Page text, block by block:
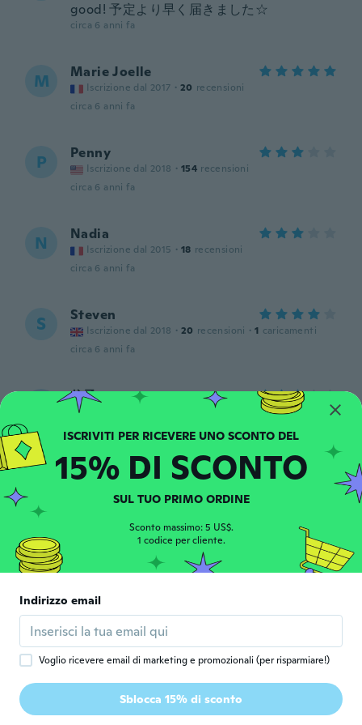
good! 予定より早く届きました☆
circa 6 anni fa
M Marie Joelle
Iscrizione dal 2017 · 20 recensioni
circa 6 anni fa
P Penny
Iscrizione dal 2018 · 154 recensioni
circa 6 anni fa
N Nadia
Iscrizione dal 2015 · 18 recensioni
circa 6 anni fa
S Steven
Iscrizione dal 2018 · 20 recensioni · 1 caricamenti
circa 6 anni fa
信子
Iscrizione dal 2019 recensioni caricamenti
石の、色はとても綺麗です。有難う御座いま
した。
circa 6 anni fa
E Iscrizione dal 2018 405 recensioni
Super schön
Э Эл
circa 6 anni fa
Jamie
Iscrizione dal 2015 · 44 recensioni
15% DI SCONTO
SUL TUO PRIMO ORDINE
Sconto massimo: 5 US$.
1 codice per cliente.
Indirizzo email
Voglio ricevere email di marketing e promozionali (per risparmiare!)
Sblocca 15% di sconto